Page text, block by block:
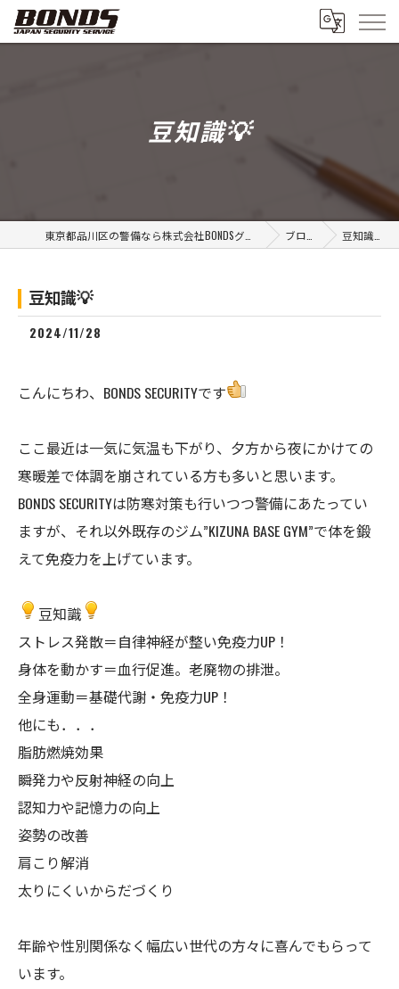
豆知識💡
ブログ 豆知識💡
豆知識💡
2024/11/28
こんにちわ、BONDS SECURITYです
ここ最近は一気に気温も下がり、夕方から夜にかけての
寒暖差で体調を崩されている方も多いと思います。
BONDS SECURITYは防寒対策も行いつつ警備にあたってい
ますが、それ以外既存のジム”KIZUNA BASE GYM”で体を鍛
えて免疫力を上げています。
豆知識
ストレス発散＝自律神経が整い免疫力UP！
身体を動かす＝血行促進。老廃物の排泄。
全身運動＝基礎代謝・免疫力UP！
他にも．．．
脂肪燃焼効果
瞬発力や反射神経の向上
認知力や記憶力の向上
姿勢の改善
肩こり解消
太りにくいからだづくり
年齢や性別関係なく幅広い世代の方々に喜んでもらって
います。